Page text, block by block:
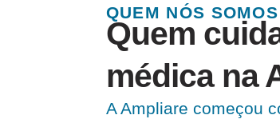
QUEM NÓS SOMOS
Quem
médica na
A Ampliare começou